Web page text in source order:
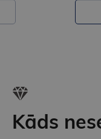
Kāds